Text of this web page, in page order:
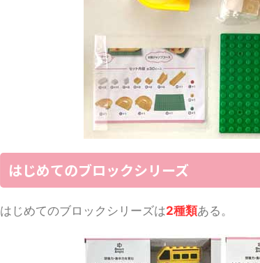
はじめてのブロックシリーズ
はじめてのブロックシリーズは2種類ある。